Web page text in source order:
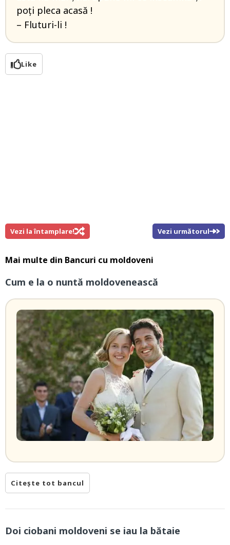
poţi pleca acasă !
– Fluturi-li !
Like
Vezi la întamplare! Vezi următorul
Mai multe din Bancuri cu moldoveni
Cum e la o nuntă moldovenească
Citește tot bancul
Doi ciobani moldoveni se iau la bătaie